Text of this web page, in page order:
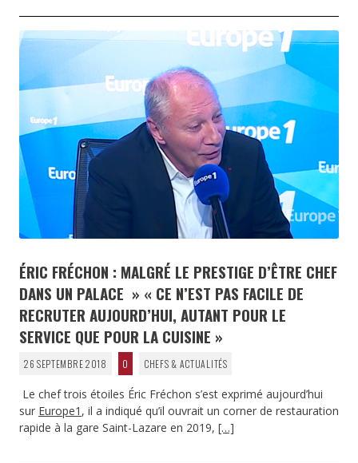
ÉRIC FRÉCHON : MALGRÉ LE PRESTIGE D’ÊTRE CHEF
DANS UN PALACE » « CE N’EST PAS FACILE DE
RECRUTER AUJOURD’HUI, AUTANT POUR LE
SERVICE QUE POUR LA CUISINE »
26 SEPTEMBRE 2018 0 CHEFS & ACTUALITÉS
Le chef trois étoiles Éric Fréchon s’est exprimé aujourd’hui
sur Europe1 , il a indiqué qu’il ouvrait un corner de restauration
rapide à la gare Saint-Lazare en 2019, […]